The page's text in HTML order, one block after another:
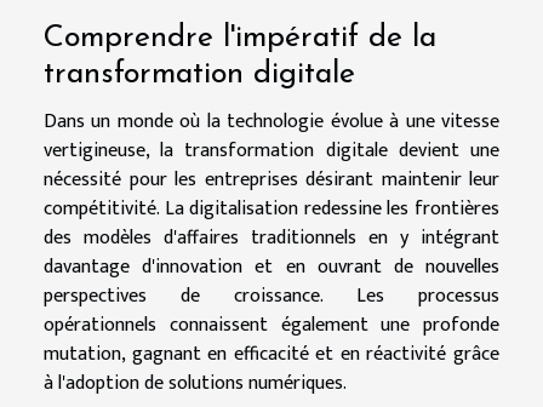
Comprendre l'impératif de la
transformation digitale
Dans un monde où la technologie évolue à une vitesse
vertigineuse, la transformation digitale devient une
nécessité pour les entreprises désirant maintenir leur
compétitivité. La digitalisation redessine les frontières
des modèles d'affaires traditionnels en y intégrant
davantage d'innovation et en ouvrant de nouvelles
perspectives de croissance. Les processus
opérationnels connaissent également une profonde
mutation, gagnant en efficacité et en réactivité grâce
à l'adoption de solutions numériques.